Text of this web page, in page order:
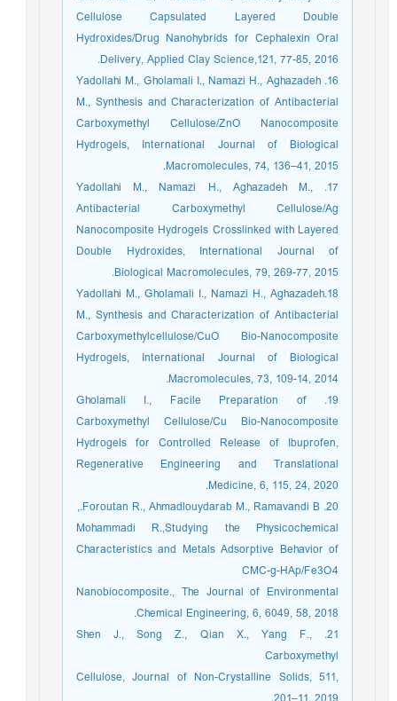
Cellulose Capsulated Layered Double
Hydroxides/Drug Nanohybrids for Cephalexin Oral
Delivery, Applied Clay Science,121, 77-85, 2016.
16. Yadollahi M., Gholamali I., Namazi H., Aghazadeh
M., Synthesis and Characterization of Antibacterial
Carboxymethyl Cellulose/ZnO Nanocomposite
Hydrogels, International Journal of Biological
Macromolecules, 74, 136–41, 2015.
17. Yadollahi M., Namazi H., Aghazadeh M.,
Antibacterial Carboxymethyl Cellulose/Ag
Nanocomposite Hydrogels Crosslinked with Layered
Double Hydroxides, International Journal of
Biological Macromolecules, 79, 269-77, 2015.
18.Yadollahi M., Gholamali I., Namazi H., Aghazadeh
M., Synthesis and Characterization of Antibacterial
Carboxymethylcellulose/CuO Bio-Nanocomposite
Hydrogels, International Journal of Biological
Macromolecules, 73, 109-14, 2014.
19. Gholamali I., Facile Preparation of
Carboxymethyl Cellulose/Cu Bio-Nanocomposite
Hydrogels for Controlled Release of Ibuprofen,
Regenerative Engineering and Translational
Medicine, 6, 115, 24, 2020.
20. Foroutan R., Ahmadlouydarab M., Ramavandi B.,
Mohammadi R.,Studying the Physicochemical
Characteristics and Metals Adsorptive Behavior of
CMC-g-HAp/Fe3O4
Nanobiocomposite., The Journal of Environmental
Chemical Engineering, 6, 6049, 58, 2018.
21. Shen J., Song Z., Qian X., Yang F.,
Carboxymethyl
Cellulose, Journal of Non-Crystalline Solids, 511,